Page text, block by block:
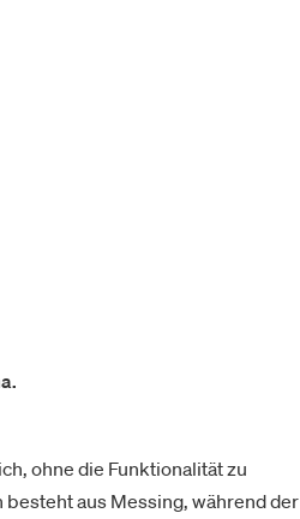
ohne die Funktionalität zu
aus Messing, während der